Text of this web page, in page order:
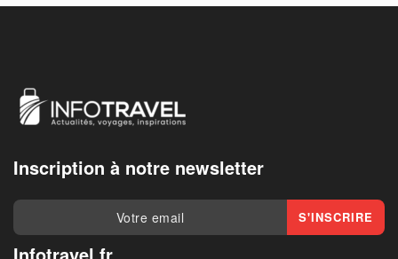
Inscription à notre newsletter